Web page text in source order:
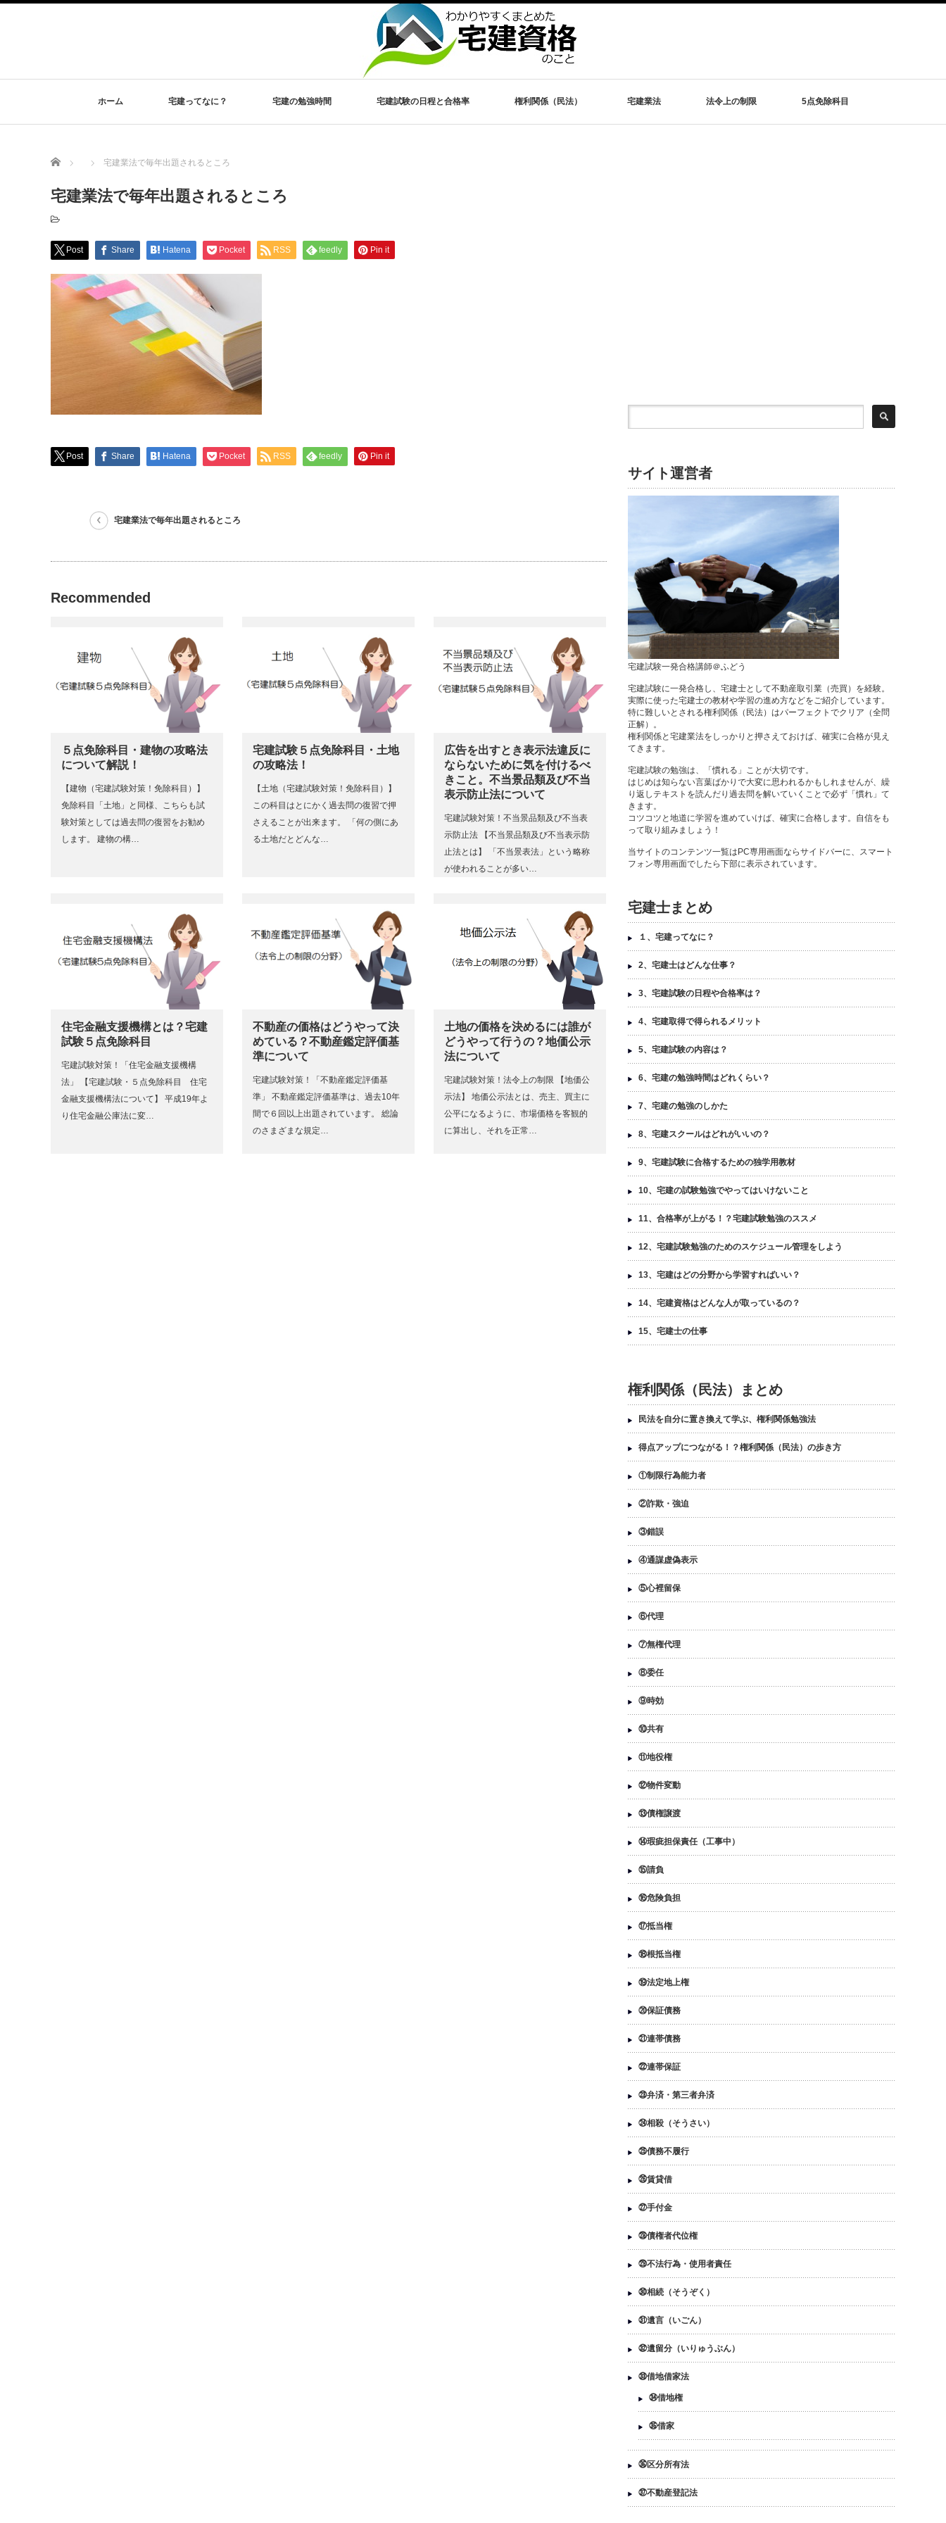
ホーム 宅建ってなに？ 宅建の勉強時間 宅建試験の日程と合格率 権利関係（民法） 宅建業法 法令上の制限 5点免除科目
Home 宅建業法で毎年出題されるところ
宅建業法で毎年出題されるところ
Post Share Hatena Pocket RSS feedly Pin it
Post Share Hatena Pocket RSS feedly Pin it
宅建業法で毎年出題されるところ
Recommended
５点免除科目・建物の攻略法
について解説！
【建物（宅建試験対策！免除科目）】
免除科目「土地」と同様、こちらも試
験対策としては過去問の復習をお勧め
します。 建物の構…
宅建試験５点免除科目・土地
の攻略法！
【土地（宅建試験対策！免除科目）】
この科目はとにかく過去問の復習で押
さえることが出来ます。 「何の側にあ
る土地だとどんな…
広告を出すとき表示法違反に
ならないために気を付けるべ
きこと。不当景品類及び不当
表示防止法について
宅建試験対策！不当景品類及び不当表
示防止法 【不当景品類及び不当表示防
止法とは】 「不当景表法」という略称
が使われることが多い…
住宅金融支援機構とは？宅建
試験５点免除科目
宅建試験対策！「住宅金融支援機構
法」 【宅建試験・５点免除科目 住宅
金融支援機構法について】 平成19年よ
り住宅金融公庫法に変…
不動産の価格はどうやって決
めている？不動産鑑定評価基
準について
宅建試験対策！「不動産鑑定評価基
準」 不動産鑑定評価基準は、過去10年
間で６回以上出題されています。 総論
のさまざまな規定…
土地の価格を決めるには誰が
どうやって行うの？地価公示
法について
宅建試験対策！法令上の制限 【地価公
示法】 地価公示法とは、売主、買主に
公平になるように、市場価格を客観的
に算出し、それを正常…
サイト運営者
宅建試験一発合格講師＠ふどう
宅建試験に一発合格し、宅建士として不動産取引業（売買）を経験。
実際に使った宅建士の教材や学習の進め方などをご紹介しています。
特に難しいとされる権利関係（民法）はパーフェクトでクリア（全問
正解）。
権利関係と宅建業法をしっかりと押さえておけば、確実に合格が見え
てきます。
宅建試験の勉強は、「慣れる」ことが大切です。
はじめは知らない言葉ばかりで大変に思われるかもしれませんが、繰
り返しテキストを読んだり過去問を解いていくことで必ず「慣れ」て
きます。
コツコツと地道に学習を進めていけば、確実に合格します。自信をも
って取り組みましょう！
当サイトのコンテンツ一覧はPC専用画面ならサイドバーに、スマート
フォン専用画面でしたら下部に表示されています。
宅建士まとめ
１、宅建ってなに？
2、宅建士はどんな仕事？
3、宅建試験の日程や合格率は？
4、宅建取得で得られるメリット
5、宅建試験の内容は？
6、宅建の勉強時間はどれくらい？
7、宅建の勉強のしかた
8、宅建スクールはどれがいいの？
9、宅建試験に合格するための独学用教材
10、宅建の試験勉強でやってはいけないこと
11、合格率が上がる！？宅建試験勉強のススメ
12、宅建試験勉強のためのスケジュール管理をしよう
13、宅建はどの分野から学習すればいい？
14、宅建資格はどんな人が取っているの？
15、宅建士の仕事
権利関係（民法）まとめ
民法を自分に置き換えて学ぶ、権利関係勉強法
得点アップにつながる！？権利関係（民法）の歩き方
①制限行為能力者
②詐欺・強迫
③錯誤
④通謀虚偽表示
⑤心裡留保
⑥代理
⑦無権代理
⑧委任
⑨時効
⑩共有
⑪地役権
⑫物件変動
⑬債権譲渡
⑭瑕疵担保責任（工事中）
⑮請負
⑯危険負担
⑰抵当権
⑱根抵当権
⑲法定地上権
⑳保証債務
㉑連帯債務
㉒連帯保証
㉓弁済・第三者弁済
㉔相殺（そうさい）
㉕債務不履行
㉖賃貸借
㉗手付金
㉘債権者代位権
㉙不法行為・使用者責任
㉚相続（そうぞく）
㉛遺言（いごん）
㉜遺留分（いりゅうぶん）
㉝借地借家法
㉞借地権
㉟借家
㊱区分所有法
㊲不動産登記法